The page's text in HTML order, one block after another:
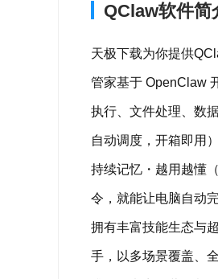
QClaw软件简
天极下载为你提供
管家基于 OpenClaw
执行、文件处理、数
自动调度，开箱即用
持续记忆・越用越懂
令，就能让电脑自动
拥有丰富技能生态与
手，以多场景覆盖、